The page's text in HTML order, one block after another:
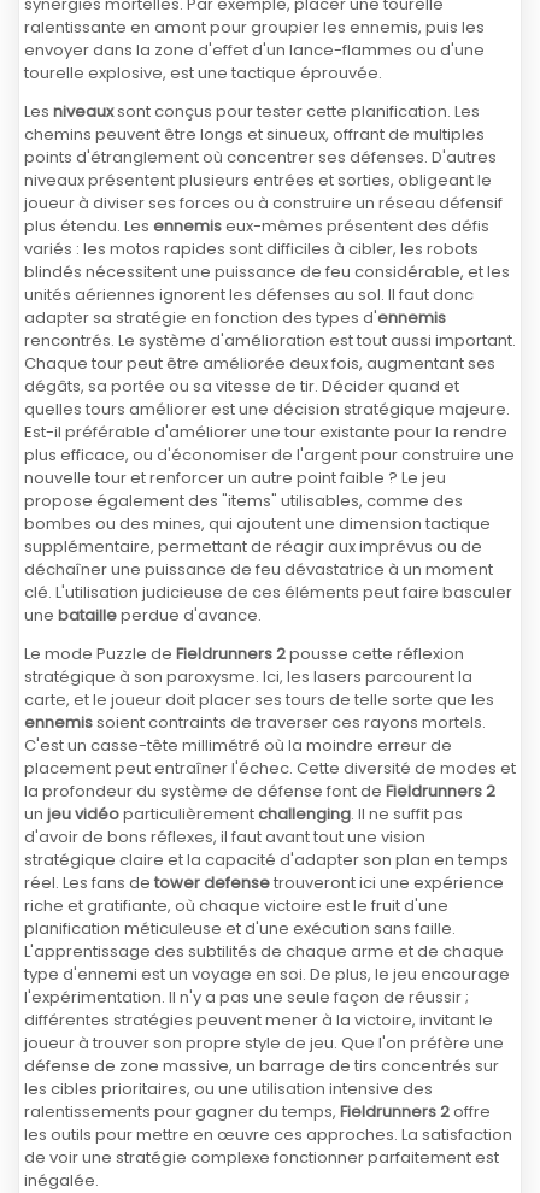
ralentissante en amont pour groupier les ennemis, puis les
envoyer dans la zone d'effet d'un lance-flammes ou d'une
tourelle explosive, est une tactique éprouvée.
Les niveauxsont conçus pour tester cette planification. Les
chemins peuvent être longs et sinueux, offrant de multiples
points d'étranglement où concentrer ses défenses. D'autres
niveaux présentent plusieurs entrées et sorties, obligeant le
joueur à diviser ses forces ou à construire un réseau défensif
plus étendu. Les ennemiseux-mêmes présentent des défis
variés : les motos rapides sont difficiles à cibler, les robots
blindés nécessitent une puissance de feu considérable, et les
unités aériennes ignorent les défenses au sol. Il faut donc
adapter sa stratégie en fonction des types d'ennemis
rencontrés. Le système d'amélioration est tout aussi important.
Chaque tour peut être améliorée deux fois, augmentant ses
dégâts, sa portée ou sa vitesse de tir. Décider quand et
quelles tours améliorer est une décision stratégique majeure.
Est-il préférable d'améliorer une tour existante pour la rendre
plus efficace, ou d'économiser de l'argent pour construire une
nouvelle tour et renforcer un autre point faible ? Le jeu
propose également des "items" utilisables, comme des
bombes ou des mines, qui ajoutent une dimension tactique
supplémentaire, permettant de réagir aux imprévus ou de
déchaîner une puissance de feu dévastatrice à un moment
clé. L'utilisation judicieuse de ces éléments peut faire basculer
une batailleperdue d'avance.
Le mode Puzzle de Fieldrunners 2pousse cette réflexion
stratégique à son paroxysme. Ici, les lasers parcourent la
carte, et le joueur doit placer ses tours de telle sorte que les
ennemissoient contraints de traverser ces rayons mortels.
C'est un casse-tête millimétré où la moindre erreur de
placement peut entraîner l'échec. Cette diversité de modes et
la profondeur du système de défense font de Fieldrunners 2
un jeu vidéoparticulièrementchallenging. Il ne suffit pas
d'avoir de bons réflexes, il faut avant tout une vision
stratégique claire et la capacité d'adapter son plan en temps
réel. Les fans de tower defensetrouveront ici une expérience
riche et gratifiante, où chaque victoire est le fruit d'une
planification méticuleuse et d'une exécution sans faille.
L'apprentissage des subtilités de chaque arme et de chaque
type d'ennemi est un voyage en soi. De plus, le jeu encourage
l'expérimentation. Il n'y a pas une seule façon de réussir ;
différentes stratégies peuvent mener à la victoire, invitant le
joueur à trouver son propre style de jeu. Que l'on préfère une
défense de zone massive, un barrage de tirs concentrés sur
les cibles prioritaires, ou une utilisation intensive des
ralentissements pour gagner du temps, Fieldrunners 2offre
les outils pour mettre en œuvre ces approches. La satisfaction
de voir une stratégie complexe fonctionner parfaitement est
inégalée.